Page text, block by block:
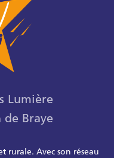
Lumière
de Braye
rurale. Avec son réseau